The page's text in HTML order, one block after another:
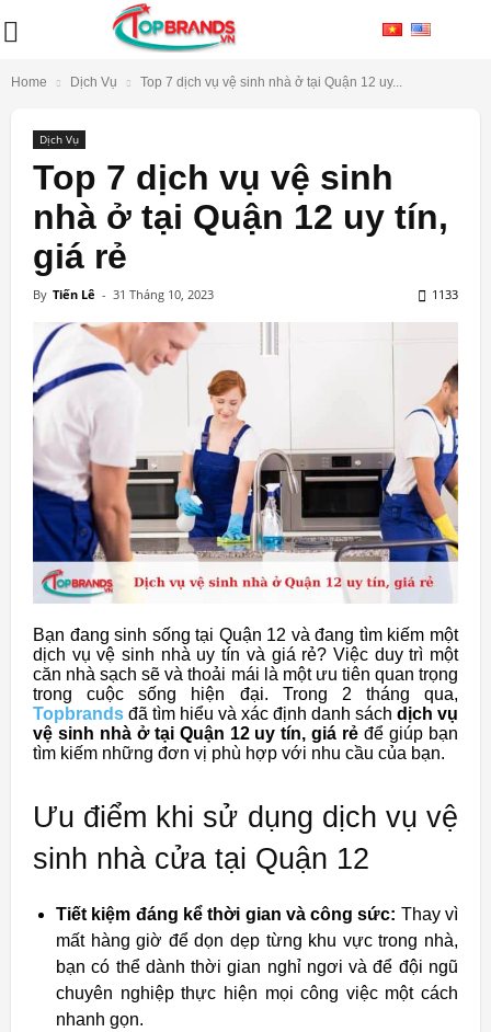
Home Dịch Vụ Top 7 dịch vụ vệ sinh nhà ở tại Quận 12 uy...
Dịch Vụ
Top 7 dịch vụ vệ sinh
nhà ở tại Quận 12 uy tín,
giá rẻ
By Tiến Lê - 31 Tháng 10, 2023 1133
Bạn đang sinh sống tại Quận 12 và đang tìm kiếm một
dịch vụ vệ sinh nhà uy tín và giá rẻ? Việc duy trì một
căn nhà sạch sẽ và thoải mái là một ưu tiên quan trọng
trong cuộc sống hiện đại. Trong 2 tháng qua,
Topbrands đã tìm hiểu và xác định danh sách dịch vụ
vệ sinh nhà ở tại Quận 12 uy tín, giá rẻ để giúp bạn
tìm kiếm những đơn vị phù hợp với nhu cầu của bạn.
Ưu điểm khi sử dụng dịch vụ vệ
sinh nhà cửa tại Quận 12
Tiết kiệm đáng kể thời gian và công sức: Thay vì
mất hàng giờ để dọn dẹp từng khu vực trong nhà,
bạn có thể dành thời gian nghỉ ngơi và để đội ngũ
chuyên nghiệp thực hiện mọi công việc một cách
nhanh gọn.